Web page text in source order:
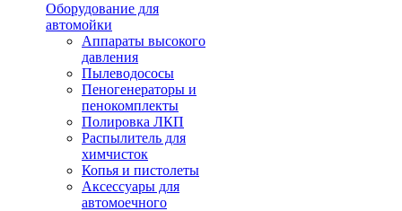
Оборудование для
автомойки
Аппараты высокого
давления
Пылеводососы
Пеногенераторы и
пенокомплекты
Полировка ЛКП
Распылитель для
химчисток
Копья и пистолеты
Аксессуары для
автомоечного